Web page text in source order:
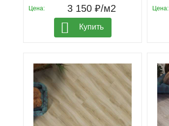
Цена: 3 150 ₽/м2
Купить
Цена: